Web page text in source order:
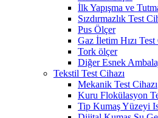
İlk Yapışma ve
Sızdırmazlık Test
Pus Ölçer
Gaz İletim Hızı Test
Tork ölçer
Diğer Esnek
Tekstil Test Cihazı
Mekanik Test Cihazı
Kuru Flokülasyon
Tip Kumaş Yüzeyi